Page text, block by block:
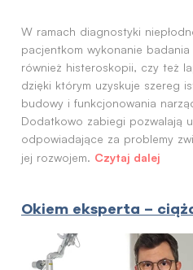
W ramach diagnostyki
pacjentkom wykonanie
również histeroskopii, czy też
dzięki którym uzyskuje szereg
budowy i funkcjonowania
Dodatkowo zabiegi pozwalają
odpowiadające za problemy
jej rozwojem. Czytaj dalej
Okiem eksperta –